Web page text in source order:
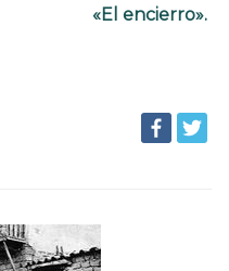
«El encierro».